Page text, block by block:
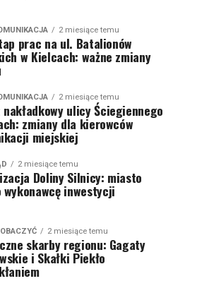
2 miesiące temu
prac na ul. Batalionów
w Kielcach: ważne zmiany
2 miesiące temu
nakładkowy ulicy Ściegiennego
zmiany dla kierowców
miejskiej
2 miesiące temu
Doliny Silnicy: miasto
wykonawcę inwestycji
2 miesiące temu
skarby regionu: Gagaty
i Skałki Piekło